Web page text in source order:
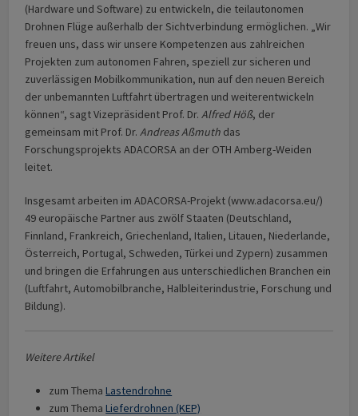
(Hardware und Software) zu entwickeln, die teilautonomen
Drohnen Flüge außerhalb der Sichtverbindung ermöglichen. „Wir
freuen uns, dass wir unsere Kompetenzen aus zahlreichen
Projekten zum autonomen Fahren, speziell zur sicheren und
zuverlässigen Mobilkommunikation, nun auf den neuen Bereich
der unbemannten Luftfahrt übertragen und weiterentwickeln
können“, sagt Vizepräsident Prof. Dr. Alfred Höß, der
gemeinsam mit Prof. Dr. Andreas Aßmuth das
Forschungsprojekts ADACORSA an der OTH Amberg-Weiden
leitet.
Insgesamt arbeiten im ADACORSA-Projekt (www.adacorsa.eu/)
49 europäische Partner aus zwölf Staaten (Deutschland,
Finnland, Frankreich, Griechenland, Italien, Litauen, Niederlande,
Österreich, Portugal, Schweden, Türkei und Zypern) zusammen
und bringen die Erfahrungen aus unterschiedlichen Branchen ein
(Luftfahrt, Automobilbranche, Halbleiterindustrie, Forschung und
Bildung).
Weitere Artikel
zum ThemaLastendrohne
zum ThemaLieferdrohnen (KEP)